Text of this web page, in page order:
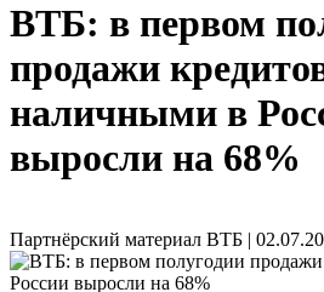
ВТБ: в первом
продажи
наличными в
выросли на 68%
Партнёрский материал ВТБ |